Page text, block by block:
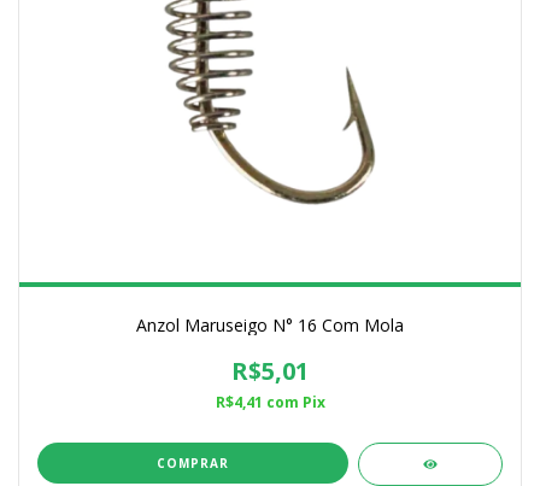
Anzol Maruseigo N° 16 Com Mola
R$5,01
R$4,41 com Pix